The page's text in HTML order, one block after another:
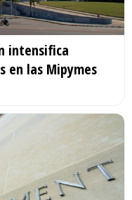
intensifica
en las Mipymes